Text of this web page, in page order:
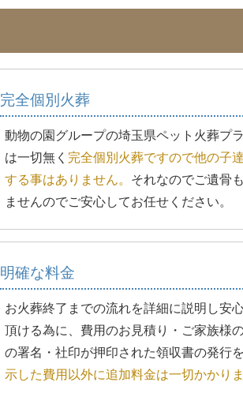
完全個別火葬
動物の園グループの埼玉県ペット火葬プ
は一切無く 完全個別火葬ですので他の子
する事はありません。 それなのでご遺骨
ませんのでご安心してお任せください。
明確な料金
お火葬終了までの流れを詳細に説明し安
頂ける為に、費用のお見積り・ご家族様
の署名・社印が押印された領収書の発行を
示した費用以外に追加料金は一切かかりま